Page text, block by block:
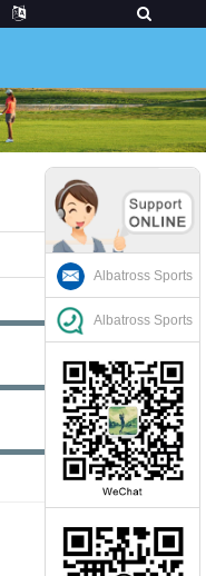
Albatross Sports
Albatross Sports